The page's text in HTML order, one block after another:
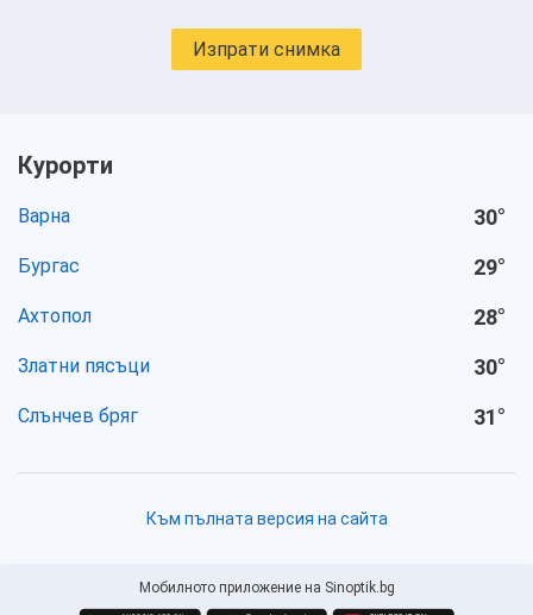
Изпрати снимка
Курорти
Варна 30°
Бургас 29°
Ахтопол 28°
Златни пясъци 30°
Слънчев бряг 31°
Към пълната версия на сайта
Мобилното приложение на Sinoptik.bg